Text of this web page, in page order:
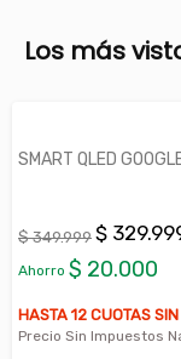
Los más
SMART QLED
$ 349.999 $
Ahorro $ 20.000
HASTA 12 CUOTAS
Precio Sin Impuestos